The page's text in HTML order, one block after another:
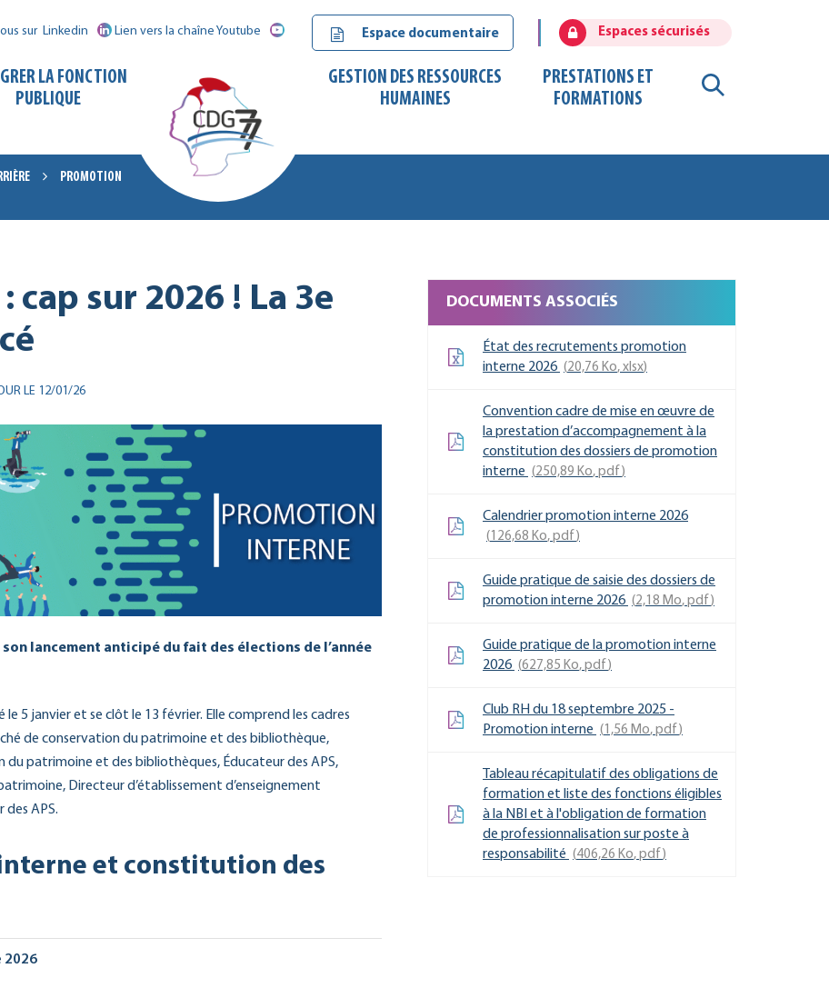
sur Linkedin Lien vers la chaîne Youtube Espace documentaire Espaces sécurisés
CDG
77
LA FONCTION
PUBLIQUE
GESTION DES RESSOURCES
HUMAINES
PRESTATIONS ET
FORMATIONS
PROMOTION
sur 2026 ! La 3e
LE 12/01/26
lancement anticipé du fait des élections de l’année
5 janvier et se clôt le 13 février. Elle comprend les cadres
de conservation du patrimoine et des bibliothèque,
patrimoine et des bibliothèques, Éducateur des APS,
Directeur d’établissement d’enseignement
APS.
et constitution des
2026
DOCUMENTS ASSOCIÉS
État des recrutements promotion
interne 2026
20,76 Ko, xlsx
Convention cadre de mise en œuvre de
la prestation d’accompagnement à la
constitution des dossiers de promotion
interne
250,89 Ko, pdf
Calendrier promotion interne 2026
126,68 Ko, pdf
Guide pratique de saisie des dossiers de
promotion interne 2026
2,18 Mo, pdf
Guide pratique de la promotion interne
2026
627,85 Ko, pdf
Club RH du 18 septembre 2025 -
Promotion interne
1,56 Mo, pdf
Tableau récapitulatif des obligations de
formation et liste des fonctions éligibles
à la NBI et à l'obligation de formation
de professionnalisation sur poste à
responsabilité
406,26 Ko, pdf